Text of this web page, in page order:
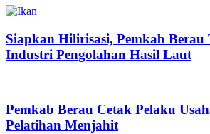
Siapkan Hilirisasi, Pemkab
Industri Pengolahan Hasil Laut
Pemkab Berau Cetak Pelaku
Pelatihan Menjahit